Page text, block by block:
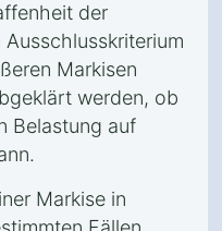
der
Markisen
werden, ob
Belastung auf
Markise in